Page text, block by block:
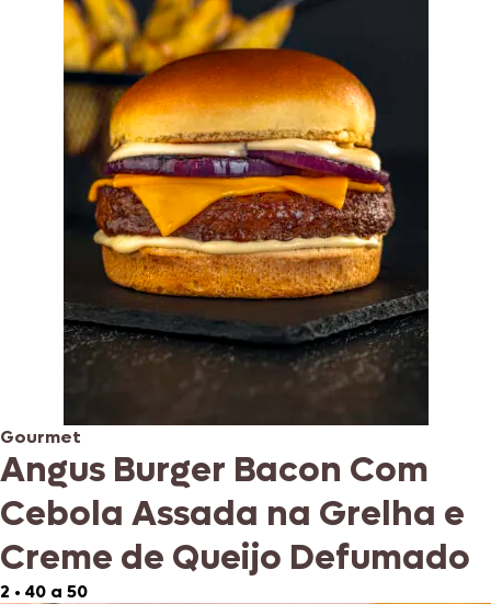
Gourmet
Angus Burger Bacon Com
Cebola Assada na Grelha e
Creme de Queijo Defumado
2 • 40 a 50